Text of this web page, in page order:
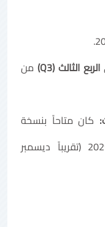
الربع الثالث (Q3)
من
كان متاحاً بنسخة
"Pre-proof" منذ أواخر عام 2025 (تقريباً ديسمبر